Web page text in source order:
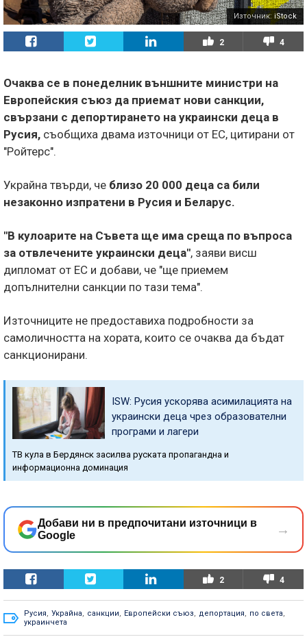
Източник:iStock
2 4
Очаква се в понеделник външните министри на
Европейския съюз да приемат нови санкции,
свързани с депортирането на украински деца в
Русия, съобщиха двама източници от ЕС, цитирани от
"Ройтерс".
Украйна твърди, че близо 20 000 деца са били
незаконно изпратени в Русия и Беларус.
"В кулоарите на Съвета ще има среща по въпроса
за отвлечените украински деца", заяви висш
дипломат от ЕС и добави, че "ще приемем
допълнителни санкции по тази тема".
Източниците не предоставиха подробности за
самоличността на хората, които се очаква да бъдат
санкционирани.
ISW: Русия ускорява асимилацията на
украински деца чрез образователни
програми и лагери
ТВ кула в Бердянск засилва руската пропагандна и
информационна доминация
Добави ни в предпочитани източници в
Google
→
2 4
Русия, Украйна, санкции, Европейски съюз, депортация, по света,
украинчета